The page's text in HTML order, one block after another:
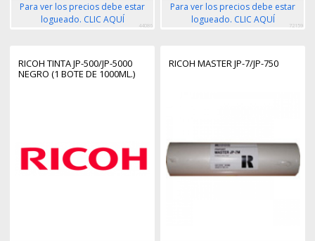
Para ver los precios debe estar
logueado. CLIC AQUÍ
44086
Para ver los precios debe estar
logueado. CLIC AQUÍ
72159
RICOH TINTA JP-500/JP-5000
NEGRO (1 BOTE DE 1000ML.)
RICOH MASTER JP-7/JP-750